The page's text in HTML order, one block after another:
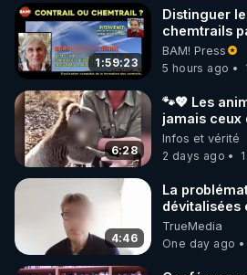
▶ 30 jours gratuit sur
de bien-être ENVOL :
Rendez-vous sur https://
le code : REGENERE
1:59:23
Distinguer
chemtrails
Bihin
BAM! Press
5 hours ago
6:28
🐾💖 Les
jamais
🥹❤️
Infos et vérité
2 days ago
4:46
La
dévitalisées
TrueMedia
One day ago